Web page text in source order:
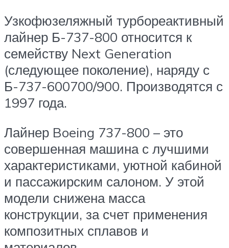
Узкофюзеляжный турбореактивный
лайнер Б-737-800 относится к
семейству Next Generation
(следующее поколение), наряду с
Б-737-600700/900. Производятся с
1997 года.
Лайнер Boeing 737-800 – это
совершенная машина с лучшими
характеристиками, уютной кабиной
и пассажирским салоном. У этой
модели снижена масса
конструкции, за счет применения
композитных сплавов и